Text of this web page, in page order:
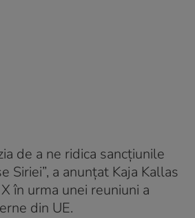
de a ne ridica sancţiunile
Siriei”, a anunţat Kaja Kallas
în urma unei reuniuni a
din UE.